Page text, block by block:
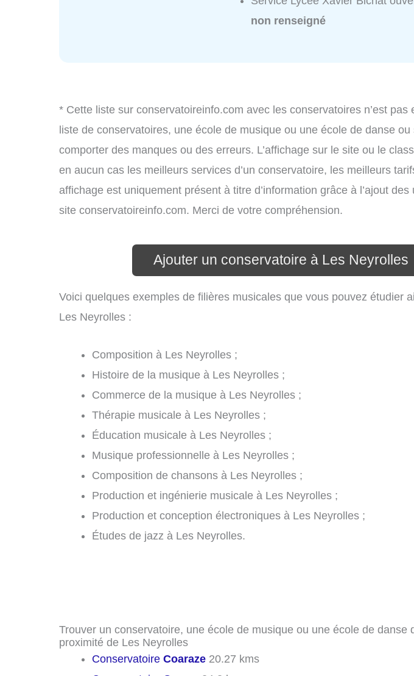
non renseigné
* Cette liste sur conservatoireinfo.com avec les conservatoires n’est pas
liste de conservatoires, une école de musique ou une école de danse
comporter des manques ou des erreurs. L’affichage sur le site ou le
en aucun cas les meilleurs services d’un conservatoire, les meilleurs
affichage est uniquement présent à titre d’information grâce à l’ajout
site conservatoireinfo.com. Merci de votre compréhension.
Ajouter un conservatoire à Les Neyrolles
Voici quelques exemples de filières musicales que vous pouvez étudier
Les Neyrolles :
Composition à Les Neyrolles ;
Histoire de la musique à Les Neyrolles ;
Commerce de la musique à Les Neyrolles ;
Thérapie musicale à Les Neyrolles ;
Éducation musicale à Les Neyrolles ;
Musique professionnelle à Les Neyrolles ;
Composition de chansons à Les Neyrolles ;
Production et ingénierie musicale à Les Neyrolles ;
Production et conception électroniques à Les Neyrolles ;
Études de jazz à Les Neyrolles.
Trouver un conservatoire, une école de musique ou une école de danse
proximité de Les Neyrolles
Conservatoire Coaraze 20.27 kms